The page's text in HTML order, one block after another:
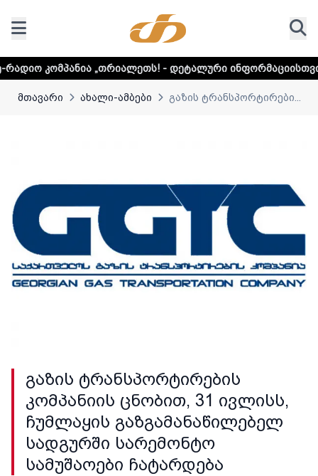
„თრიალეთს! - დეტალური ინფორმაციისთვის დააკლიკეთ
მთავარი ახალი-ამბები გაზის ტრანსპორტირები...
გაზის ტრანსპორტირების
კომპანიის ცნობით, 31 ივლისს,
ჩუმლაყის გაზგამანაწილებელ
სადგურში სარემონტო
სამუშაოები ჩატარდება